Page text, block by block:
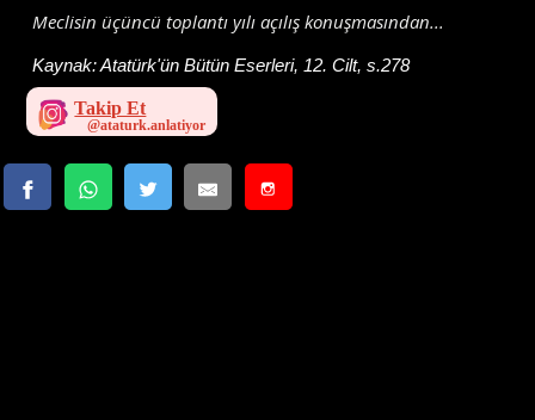
Meclisin üçüncü toplantı yılı açılış konuşmasından...
Kaynak:Atatürk'ün Bütün Eserleri, 12. Cilt, s.278
Takip Et